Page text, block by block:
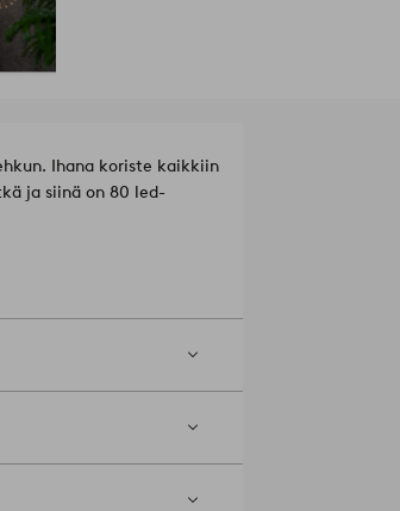
Ihana koriste kaikkiin
ja siinä on 80 led-